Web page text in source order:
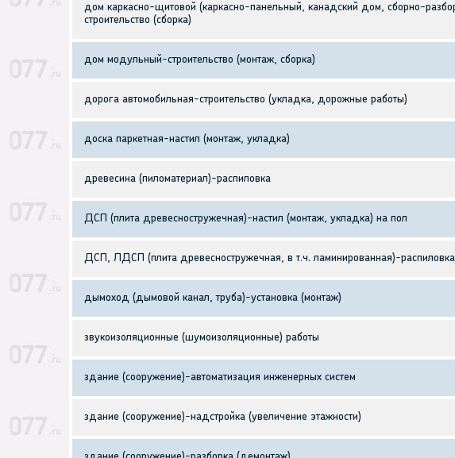
дом каркасно-щитовой (каркасно-панельный, канадский дом, сборно-
строительство (сборка)
дом модульный-строительство (монтаж, сборка)
дорога автомобильная-строительство (укладка, дорожные работы)
доска паркетная-настил (монтаж, укладка)
древесина (пиломатериал)-распиловка
ДСП (плита древесностружечная)-настил (монтаж, укладка) на пол
ДСП, ЛДСП (плита древесностружечная, в т.ч. ламинированная)-распиловка
дымоход (дымовой канал, труба)-установка (монтаж)
звукоизоляционные (шумоизоляционные) работы
здание (сооружение)-автоматизация инженерных систем
здание (сооружение)-надстройка (увеличение этажности)